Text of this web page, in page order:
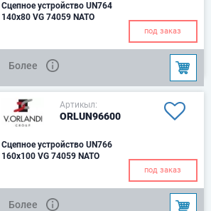
Сцепное устройство UN764
140x80 VG 74059 NATO
Вес – 27 кг.
под заказ
Более
Артикыл:
ORLUN96600
Сцепное устройство UN766
160x100 VG 74059 NATO
Вес – 38 кг.
под заказ
Более